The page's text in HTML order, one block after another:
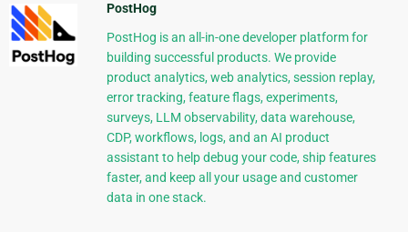
PostHog
PostHog is an all-in-one developer platform for
building successful products. We provide
product analytics, web analytics, session replay,
error tracking, feature flags, experiments,
surveys, LLM observability, data warehouse,
CDP, workflows, logs, and an AI product
assistant to help debug your code, ship features
faster, and keep all your usage and customer
data in one stack.